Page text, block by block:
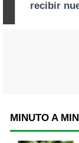
MINUTO A